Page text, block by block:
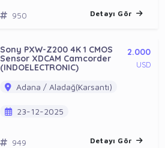
950 Detayı Gör
Sony PXW-Z200 4K 1 CMOS
Sensor XDCAM Camcorder
(INDOELECTRONIC)
2.000
USD
Adana / Aladağ(Karsantı)
23-12-2025
949 Detayı Gör